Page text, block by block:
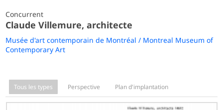
Concurrent
Claude Villemure, architecte
Musée d'art contemporain de Montréal / Montreal Museum of
Contemporary Art
Tous les types Perspective Plan d'implantation